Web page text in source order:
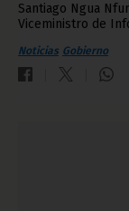
Santiago Ngua
Viceministro de
Noticias Gobierno